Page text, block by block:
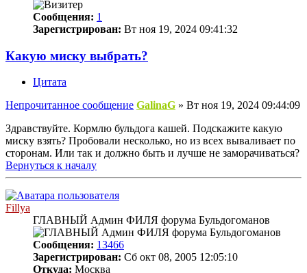
Сообщения: 1
Зарегистрирован: Вт ноя 19, 2024 09:41:32
Какую миску выбрать?
Цитата
Непрочитанное сообщение GalinaG » Вт ноя 19, 2024 09:44:09
Здравствуйте. Кормлю бульдога кашей. Подскажите какую
миску взять? Пробовали несколько, но из всех вываливает по
сторонам. Или так и должно быть и лучше не заморачиваться?
Вернуться к началу
Fillya
ГЛАВНЫЙ Админ ФИЛЯ форума Бульдогоманов
Сообщения: 13466
Зарегистрирован: Сб окт 08, 2005 12:05:10
Откуда: Москва